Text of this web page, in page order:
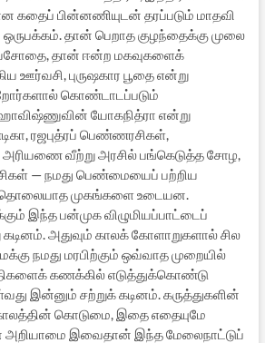
கதைப் பின்னணியுடன் தரப்படும் மாதவி
தான் பெறாத குழந்தைக்கு முலை
யசோதை, தான் ஈன்ற மகவுகளைக்
ஊர்வசி, புருஷகார பூதை என்று
கொண்டாடப்படும்
யோகநித்ரா என்று
ரஜபுத்ரப் பெண்ணரசிகள்,
வீற்று அரசில் பங்கெடுத்த சோழ,
— நமது பெண்மையைப் பற்றிய
முகங்களை உடையன.
இந்த பன்முக விழுமியப்பாட்டைப்
கடினம். அதுவும் காலக் கோளாறுகளால் சில
நமது மரபிற்கும் ஒவ்வாத முறையில்
கணக்கில் எடுத்துக்கொண்டு
இன்னும் சற்றுக் கடினம். கருத்துகளின்
கொடுமை, இதை எதையுமே
அறியாமை இவைதான் இந்த மேலைநாட்டுப்